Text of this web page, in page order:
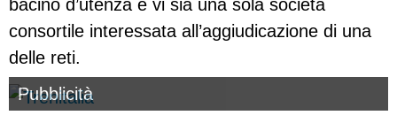
bacino d’utenza e vi sia una sola società
consortile interessata all’aggiudicazione di una
delle reti.
Pubblicità